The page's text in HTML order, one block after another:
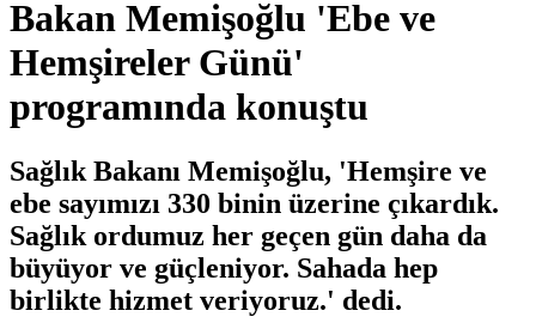
Bakan Memişoğlu 'Ebe ve
Hemşireler Günü'
programında konuştu
Sağlık Bakanı Memişoğlu, 'Hemşire ve
ebe sayımızı 330 binin üzerine çıkardık.
Sağlık ordumuz her geçen gün daha da
büyüyor ve güçleniyor. Sahada hep
birlikte hizmet veriyoruz.' dedi.